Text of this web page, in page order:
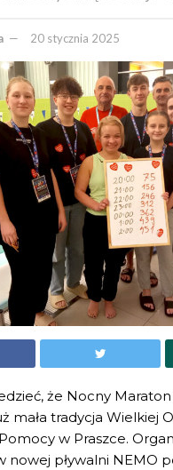
20 stycznia 2025
że Nocny Maraton
mała tradycja Wielkiej
w Praszce.
nowej pływalni NEMO